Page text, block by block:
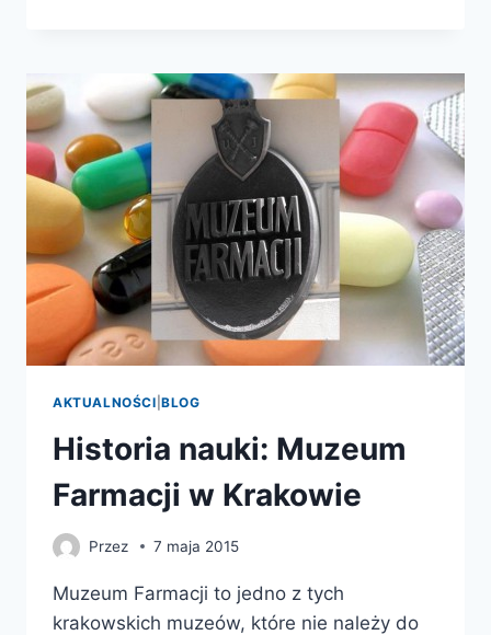
SPRZEDAŻY
AKTUALNOŚCI |BLOG
Historia nauki: Muzeum
Farmacji w Krakowie
Przez 7 maja 2015
Muzeum Farmacji to jedno z tych
krakowskich muzeów, które nie należy do